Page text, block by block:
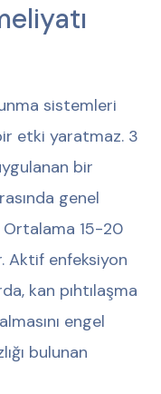
sistemleri
etki yaratmaz. 3
bir
genel
15-20
Aktif enfeksiyon
kan pıhtılaşma
engel
bulunan